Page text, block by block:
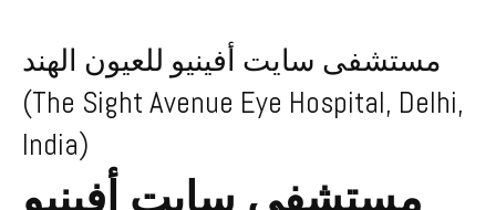
مستشفى سايت أفينيو للعيون الهند
(The Sight Avenue Eye Hospital, Delhi,
India)
مستشفى سايت أفينيو